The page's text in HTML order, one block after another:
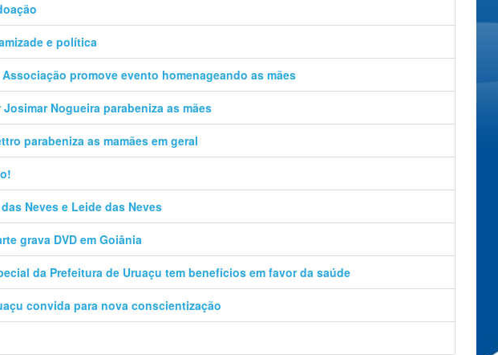
e política
promove evento homenageando as mães
Josimar Nogueira parabeniza as mães
parabeniza as mamães em geral
Neves e Leide das Neves
grava DVD em Goiânia
da Prefeitura de Uruaçu tem benefícios em favor da saúde
convida para nova conscientização